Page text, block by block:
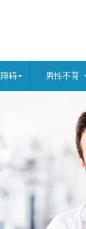
碍 男性不育